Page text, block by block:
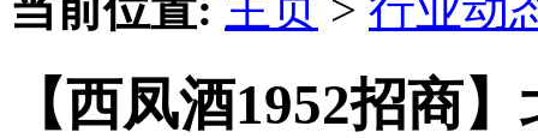
【西凤酒1952招商